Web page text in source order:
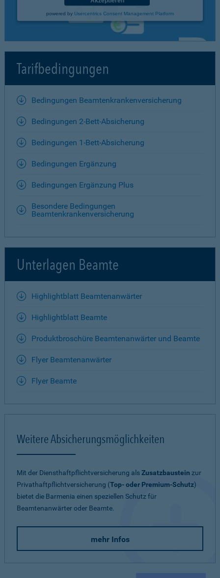
powered by Usercentrics Consent Management Platform
Tarifbedingungen
Bedingungen Beamtenkrankenversicherung
Bedingungen 2-Bett-Absicherung
Bedingungen 1-Bett-Absicherung
Bedingungen Ergänzung
Bedingungen Ergänzung Plus
Besondere Bedingungen
Beamtenkrankenversicherung
Unterlagen Beamte
Highlightblatt Beamtenanwärter
Highlightblatt Beamte
Produktbroschüre Beamtenanwärter und Beamte
Flyer Beamtenanwärter
Flyer Beamte
Weitere Absicherungsmöglichkeiten
Mit der Diensthaftpflichtversicherung alsZusatzbaustein zur
Privathaftpflichtversicherung (Top- oder Premium-Schutz)
bietet die Barmenia einen speziellen Schutz für
Beamtenanwärter oder Beamte.
mehr Infos